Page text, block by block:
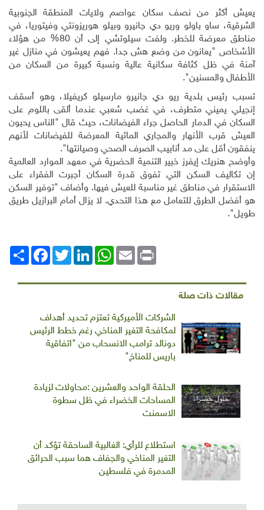
يعيش أكثر من نصف سكان عواصم ولايات المنطقة الجنوبية
الشرقية، ساو باولو وريو دي جانيرو وبيلو هوريزونتي وفيتوريا، في
مناطق معرضة للخطر. ولفت سيلوتشي إلى أن 80% من هؤلاء
الأشخاص "يعانون من وضع هش جدا. فهم يعيشون في منازل غير
آمنة في ظل كثافة سكانية عالية ونسبة كبيرة من السكان من
الأطفال والمسنين".
تسبب رئيس بلدية ريو دي جانيرو مارسيلو كريفيلا، وهو أسقف
إنجيلي يميني متطرف، في غضب شعبي عندما ألقى باللوم على
السكان في الدمار الحاصل جراء الفيضانات، حيث قال "الناس يحبون
العيش قرب الأنهار والمجاري المائية المعرضة للفيضانات لأنهم
ينفقون أقل على مد أنابيب الصرف الصحي وصيانتها".
وأوضح هنريك إيفرز خبير التنمية الحضرية في معهد الموارد العالمية
إن تكاليف السكن التي تفوق قدرة السكان أجبرت الفقراء على
الاستقرار في مناطق غير مناسبة للعيش فيها. وأضاف "توفير السكن
هو أفضل الطرق للتعامل مع هذا التحدي. لا يزال أمام البرازيل طريق
طويل".
انشر
FacebookTwitterLinkedIn
WhatsAppEmail Print
مقالات ذات صلة
الشركات الأميركية تعتزم تحديد أهداف
لمكافحة التغير المناخي رغم خطط الرئيس
دونالد ترامب الانسحاب من "اتفاقية
باريس للمناخ"
الحلقة الواحد والعشرين :محاولات لزيادة
المساحات الخضراء في ظل سطوة
الاسمنت
استطلاع للرأي: الغالبية الساحقة تؤكد أن
التغير المناخي والجفاف هما سبب الحرائق
المدمرة في فلسطين